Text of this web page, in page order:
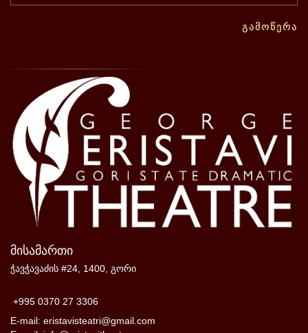
ᲒᲐᲛᲝᲬᲔᲠᲐ
მისამართი
ჭავჭავაძის #24, 1400, გორი
+995 0370 27 3306
E-mail: eristavisteatri@gmail.com